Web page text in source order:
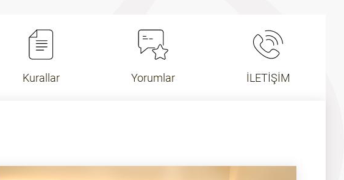
Kurallar Yorumlar İLETİŞİM